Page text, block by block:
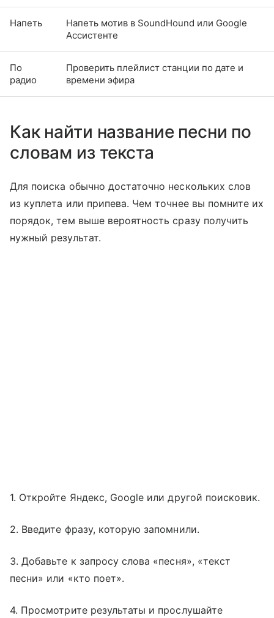
Напеть
Напеть мотив в SoundHound или Google
Ассистенте
По
радио
Проверить плейлист станции по дате и
времени эфира
Как найти название песни по
словам из текста
Для поиска обычно достаточно нескольких слов
из куплета или припева. Чем точнее вы помните их
порядок, тем выше вероятность сразу получить
нужный результат.
1. Откройте Яндекс, Google или другой поисковик.
2. Введите фразу, которую запомнили.
3. Добавьте к запросу слова «песня», «текст
песни» или «кто поет».
4. Просмотрите результаты и прослушайте